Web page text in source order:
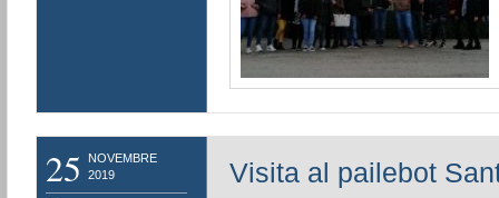
25
NOVEMBRE
2019
Visita al pailebot